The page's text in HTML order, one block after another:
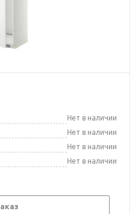
Нет в наличии
Нет в наличии
Нет в наличии
Нет в наличии